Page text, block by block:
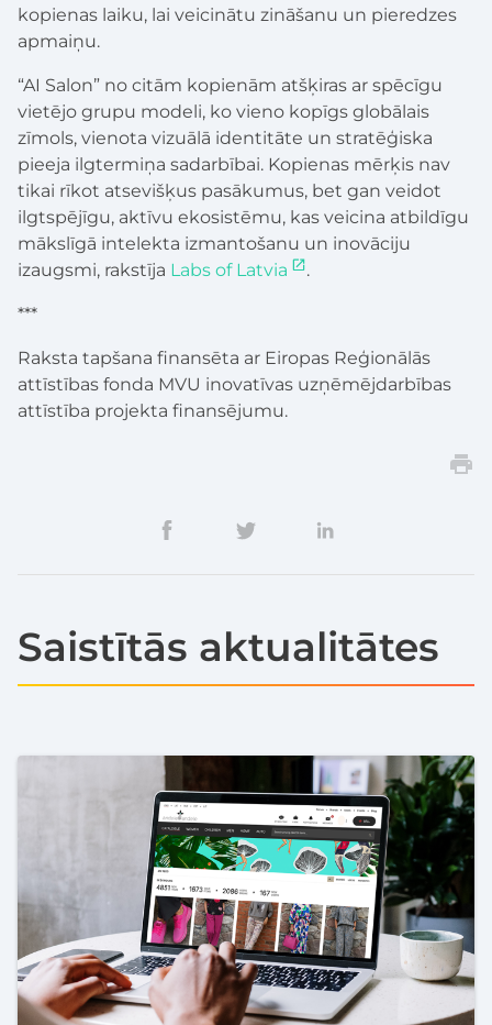
kopienas laiku, lai veicinātu zināšanu un pieredzes
apmaiņu.
“AI Salon” no citām kopienām atšķiras ar spēcīgu
vietējo grupu modeli, ko vieno kopīgs globālais
zīmols, vienota vizuālā identitāte un stratēģiska
pieeja ilgtermiņa sadarbībai. Kopienas mērķis nav
tikai rīkot atsevišķus pasākumus, bet gan veidot
ilgtspējīgu, aktīvu ekosistēmu, kas veicina atbildīgu
mākslīgā intelekta izmantošanu un inovāciju
izaugsmi, rakstīja Labs of Latvia .
***
Raksta tapšana finansēta ar Eiropas Reģionālās
attīstības fonda MVU inovatīvas uzņēmējdarbības
attīstība projekta finansējumu.
Saistītās aktualitātes